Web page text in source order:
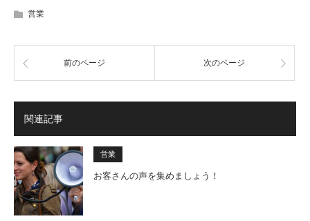
営業
前のページ 次のページ
関連記事
営業
お客さんの声を集めましょう！